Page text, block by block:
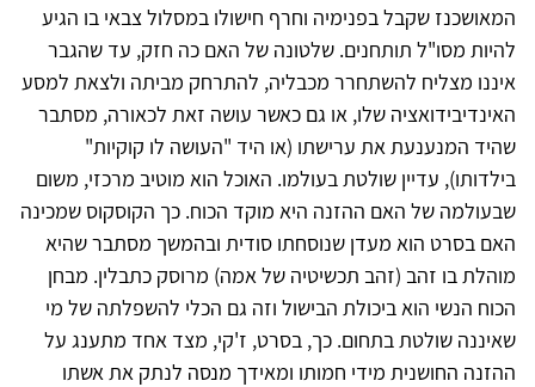
המאושכנז שקבל בפנימיה וחרף חישולו במסלול צבאי בו הגיע
להיות מסו"ל תותחנים. שלטונה של האם כה חזק, עד שהגבר
איננו מצליח להשתחרר מכבליה, להתרחק מביתה ולצאת למסע
האינדיבידואציה שלו, או גם כאשר עושה זאת לכאורה, מסתבר
שהיד המנענעת את ערישתו (או היד "העושה לו קוקיות"
בילדותו), עדיין שולטת בעולמו. האוכל הוא מוטיב מרכזי, משום
שבעולמה של האם ההזנה היא מוקד הכוח. כך הקוסקוס שמכינה
האם בסרט הוא מעדן שנוסחתו סודית ובהמשך מסתבר שהיא
מוהלת בו זהב (זהב תכשיטיה של אמה) מרוסק כתבלין. מבחן
הכוח הנשי הוא ביכולת הבישול וזה גם הכלי להשפלתה של מי
שאיננה שולטת בתחום. כך, בסרט, ז'קי, מצד אחד מתענג על
ההזנה החושנית מידי חמותו ומאידך מנסה לנתק את אשתו